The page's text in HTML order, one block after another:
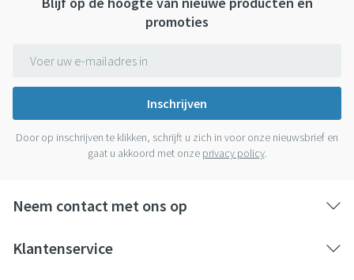
promoties
Inschrijven
Door op inschrijven te klikken, schrijft u zich in voor onze nieuwsbrief en
gaat u akkoord met onze privacy policy.
Neem contact met ons op
Klantenservice